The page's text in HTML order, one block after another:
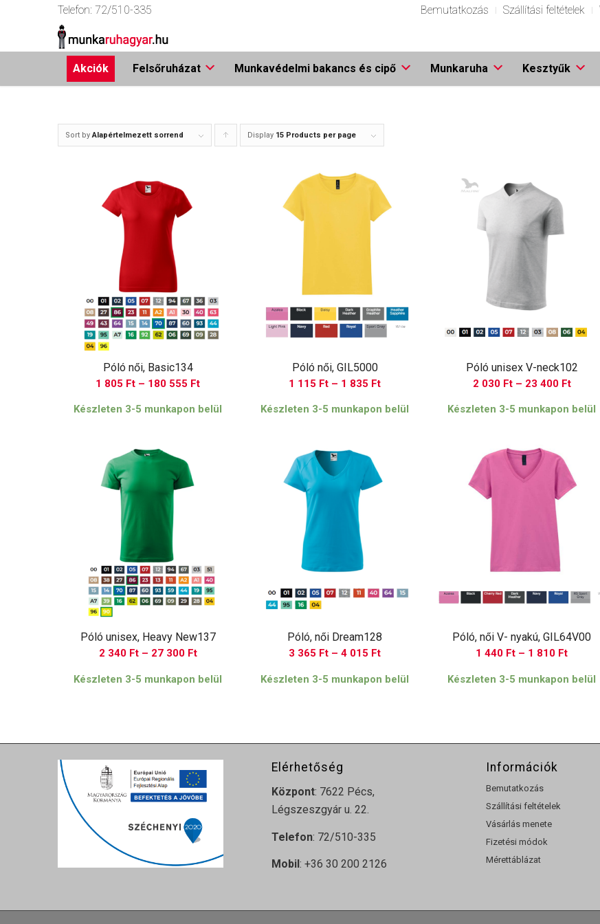
Bemutatkozás Szállítási feltételek
Telefon: 72/510-335
Akciók Felsőruházat Munkavédelmi bakancs és cipő Munkaruha Kesztyűk
Sort byAlapértelmezett sorrend Click
Display 15 Products per page
Póló női, Basic134
1 805 Ft – 180 555 FtÁrtartomány:
805 Ft
Készleten 3-5 munkapon belül
Póló női, GIL5000
1 115 Ft – 1 835 FtÁrtartomány:
115 Ft
Készleten 3-5 munkapon belül
Póló unisex V-neck102
2 030 Ft – 23 400 Ft
030 Ft
Készleten 3-5 munkapon belül
Póló unisex, Heavy New137
2 340 Ft – 27 300 FtÁrtartomány:
340 Ft
Készleten 3-5 munkapon belül
Póló, női Dream128
3 365 Ft – 4 015 FtÁrtartomány:
365 Ft
Készleten 3-5 munkapon belül
Póló, női V- nyakú, GIL64V00
1 440 Ft – 1 810 Ft
440 Ft
Készleten 3-5 munkapon belül
Elérhetőség
Központ: 7622 Pécs,
Légszeszgyár u. 22.
Telefon: 72/510-335
Mobil: +36 30 200 2126
Információk
Bemutatkozás
Szállítási feltételek
Vásárlás menete
Fizetési módok
Mérettáblázat